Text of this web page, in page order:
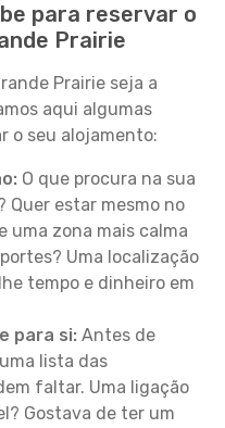
para reservar o
Prairie
Prairie seja a
aqui algumas
o seu alojamento:
O que procura na sua
Quer estar mesmo no
uma zona mais calma
Uma localização
tempo e dinheiro em
para si: Antes de
lista das
faltar. Uma ligação
Gostava de ter um